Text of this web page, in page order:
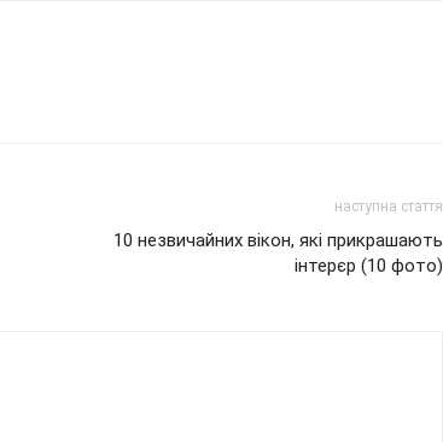
наступна стаття
10 незвичайних вікон, які прикрашають
інтерєр (10 фото)